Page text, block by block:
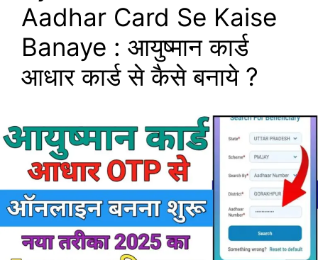
Aadhar Card Se Kaise
Banaye : आयुष्मान कार्ड
आधार कार्ड से कैसे बनाये ?